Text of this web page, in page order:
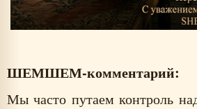
ШЕМШЕМ-комментарий:
Мы часто путаем контроль